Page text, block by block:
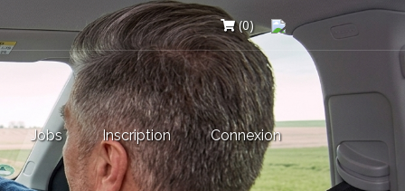
(0)
Jobs Inscription Connexion